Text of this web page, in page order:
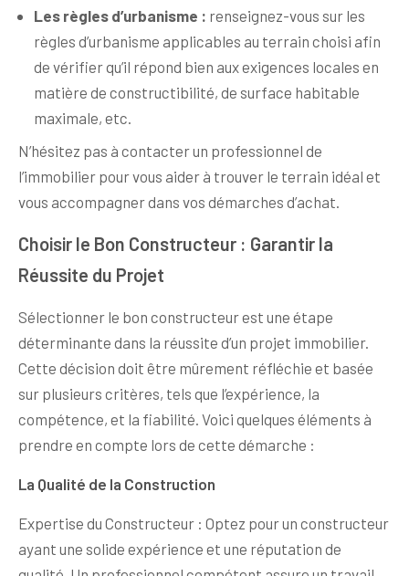
Les règles d’urbanisme : renseignez-vous sur les
règles d’urbanisme applicables au terrain choisi afin
de vérifier qu’il répond bien aux exigences locales en
matière de constructibilité, de surface habitable
maximale, etc.
N’hésitez pas à contacter un professionnel de
l’immobilier pour vous aider à trouver le terrain idéal et
vous accompagner dans vos démarches d’achat.
Choisir le Bon Constructeur : Garantir la
Réussite du Projet
Sélectionner le bon constructeur est une étape
déterminante dans la réussite d’un projet immobilier.
Cette décision doit être mûrement réfléchie et basée
sur plusieurs critères, tels que l’expérience, la
compétence, et la fiabilité. Voici quelques éléments à
prendre en compte lors de cette démarche :
La Qualité de la Construction
Expertise du Constructeur : Optez pour un constructeur
ayant une solide expérience et une réputation de